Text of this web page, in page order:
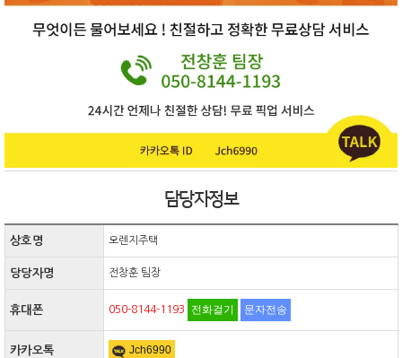
담당자정보
상호명 오렌지주택
당당자명 전창훈 팀장
휴대폰 050-8144-1193 전화걸기 문자전송
카카오톡 Jch6990